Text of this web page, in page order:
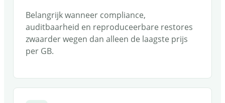
Belangrijk wanneer compliance,
auditbaarheid en reproduceerbare restores
zwaarder wegen dan alleen de laagste prijs
per GB.